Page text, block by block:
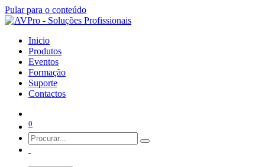
Pular para o conteúdo
Inicio
Produtos
Eventos
Formação
Suporte
Contactos
0